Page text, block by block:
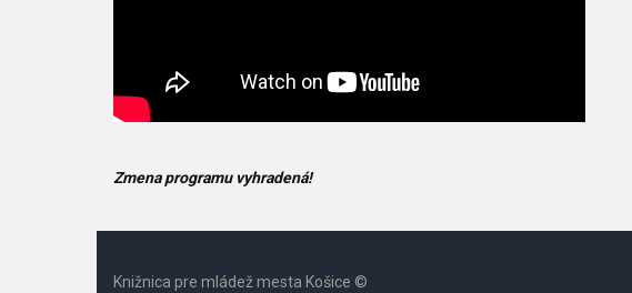
Zmena programu vyhradená!
Knižnica pre mládež mesta Košice ©